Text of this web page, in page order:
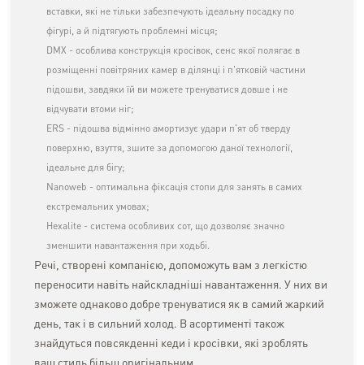
вставки, які не тільки забезпечують ідеальну посадку по
фігурі, а й підтягують проблемні місця;
DMX - особлива конструкція кросівок, сенс якої полягає в
розміщенні повітряних камер в ділянці і п'ятковій частини
підошви, завдяки їй ви можете тренуватися довше і не
відчувати втоми ніг;
ERS - підошва відмінно амортизує удари п'ят об тверду
поверхню, взуття, зшите за допомогою даної технології,
ідеальне для бігу;
Nanoweb - оптимальна фіксація стопи для занять в самих
екстремальних умовах;
Hexalite - система особливих сот, що дозволяє значно
зменшити навантаження при ходьбі.
Речі, створені компанією, допоможуть вам з легкістю
переносити навіть найскладніші навантаження. У них ви
зможете однаково добре тренуватися як в самий жаркий
день, так і в сильний холод. В асортименті також
знайдуться повсякденні кеди і кросівки, які зроблять